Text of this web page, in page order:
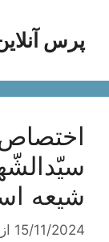
محتواپرس
اختصاص
شیعه
15/11/2024 از